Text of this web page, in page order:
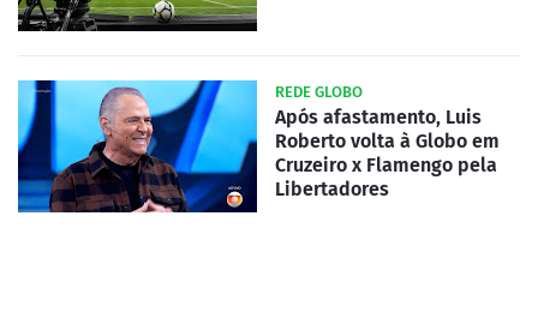
REDE GLOBO
Após afastamento, Luis
Roberto volta à Globo em
Cruzeiro x Flamengo pela
Libertadores